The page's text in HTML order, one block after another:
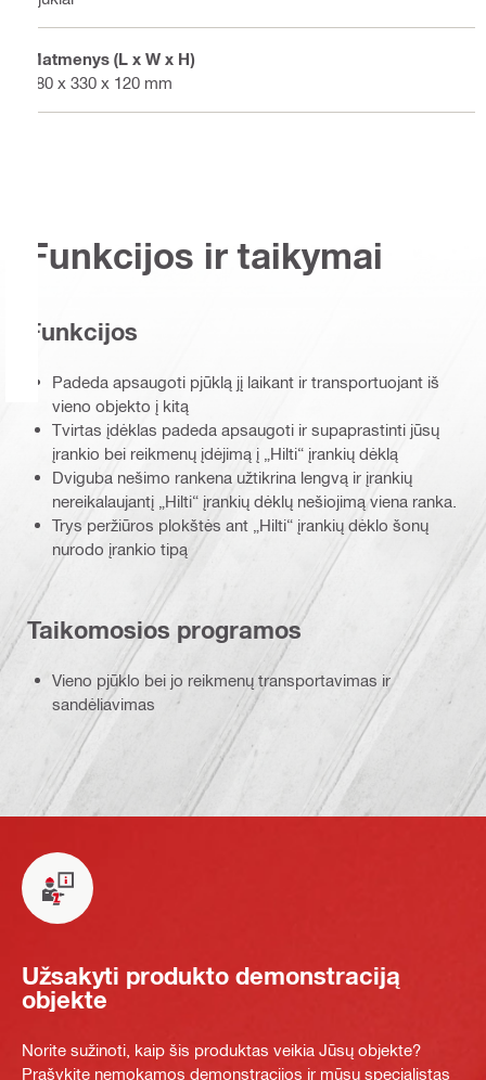
Matmenys (L x W x H)
380 x 330 x 120 mm
Funkcijos ir taikymai
Funkcijos
Padeda apsaugoti pjūklą jį laikant ir transportuojant iš
vieno objekto į kitą
Tvirtas įdėklas padeda apsaugoti ir supaprastinti jūsų
įrankio bei reikmenų įdėjimą į „Hilti“ įrankių dėklą
Dviguba nešimo rankena užtikrina lengvą ir įrankių
nereikalaujantį „Hilti“ įrankių dėklų nešiojimą viena ranka.
Trys peržiūros plokštės ant „Hilti“ įrankių dėklo šonų
nurodo įrankio tipą
Taikomosios programos
Vieno pjūklo bei jo reikmenų transportavimas ir
sandėliavimas
Užsakyti produkto demonstraciją
objekte
Norite sužinoti, kaip šis produktas veikia Jūsų objekte?
Prašykite nemokamos demonstracijos ir mūsų specialistas